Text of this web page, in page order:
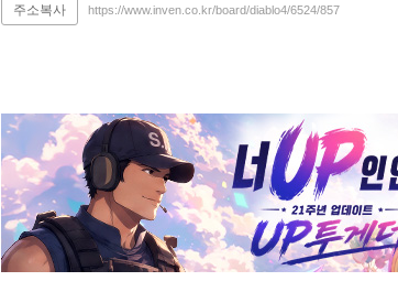
주소복사 https://www.inven.co.kr/board/diablo4/6524/857